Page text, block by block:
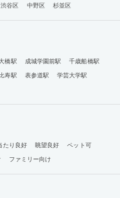
渋谷区 中野区 杉並区
橋駅 成城学園前駅
千歳船橋駅
寿駅 表参道駅
学芸大学駅
たり良好 眺望良好
ペット可
ファミリー向け